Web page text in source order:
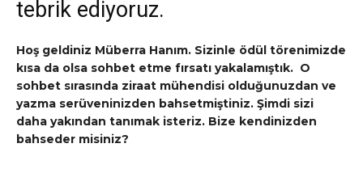
tebrik ediyoruz.
Hoş geldiniz Müberra Hanım. Sizinle ödül törenimizde
kısa da olsa sohbet etme fırsatı yakalamıştık. O
sohbet sırasında ziraat mühendisi olduğunuzdan ve
yazma serüveninizden bahsetmiştiniz. Şimdi sizi
daha yakından tanımak isteriz. Bize kendinizden
bahseder misiniz?